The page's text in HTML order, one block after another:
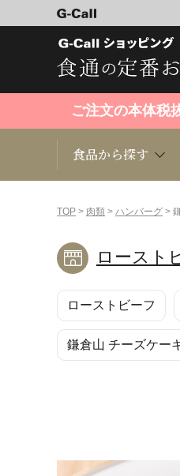
ご注文の本体税
食品から探す
くだも
洋菓子
お酒
趣味・
キッチ
家電
TOP > 肉類 > ハンバーグ >
ロースト
ローストビーフ
鎌倉山 チーズケー